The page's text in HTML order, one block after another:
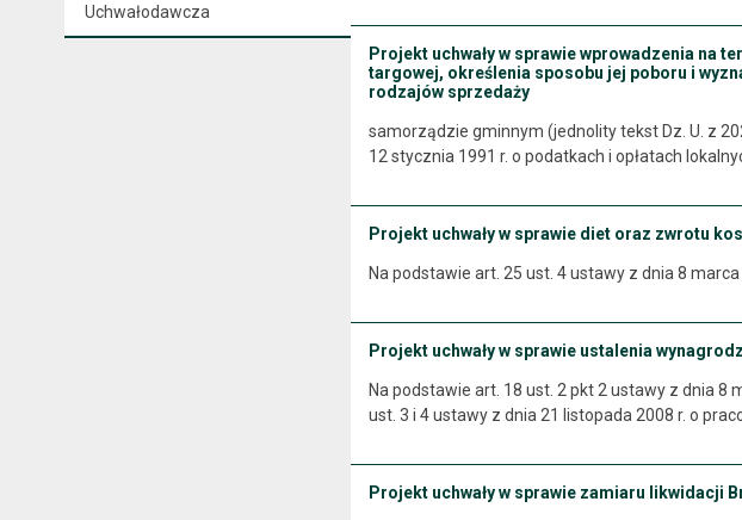
Uchwałodawcza
Projekt uchwały w sprawie wprowadzenia na
targowej, określenia sposobu jej poboru i
rodzajów sprzedaży
samorządzie gminnym (jednolity tekst Dz. U. z
12 stycznia 1991 r. o podatkach i opłatach
Projekt uchwały w sprawie diet oraz zwrotu
Na podstawie art. 25 ust. 4 ustawy z dnia 8
Projekt uchwały w sprawie ustalenia
Na podstawie art. 18 ust. 2 pkt 2 ustawy z dnia 8
ust. 3 i 4 ustawy z dnia 21 listopada 2008 r. o
Projekt uchwały w sprawie zamiaru likwidacji